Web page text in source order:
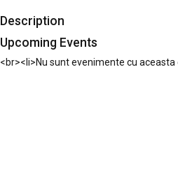
Description
Upcoming Events
<br><li>Nu sunt evenimente cu